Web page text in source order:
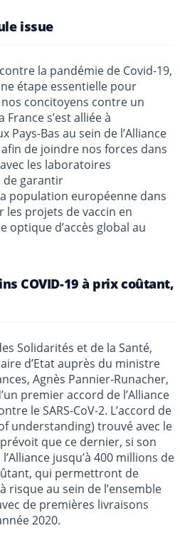
issue
la pandémie de Covid-19,
étape essentielle pour
concitoyens contre un
s’est alliée à
Pays-Bas au sein de l’Alliance
de joindre nos forces dans
les laboratoires
de garantir
population européenne dans
projets de vaccin en
optique d’accès global au
COVID-19 à prix coûtant,
Solidarités et de la Santé,
d’Etat auprès du ministre
Agnès Pannier-Runacher,
premier accord de l’Alliance
le SARS-CoV-2. L’accord de
understanding) trouvé avec le
que ce dernier, si son
jusqu’à 400 millions de
qui permettront de
risque au sein de l’ensemble
de premières livraisons
2020.